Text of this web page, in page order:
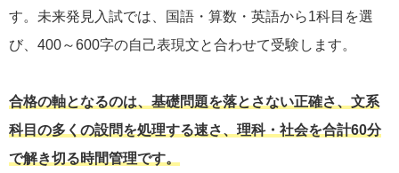
す。未来発見入試では、国語・算数・英語から1科目を選
び、400～600字の自己表現文と合わせて受験します。
合格の軸となるのは、基礎問題を落とさない正確さ、文系
科目の多くの設問を処理する速さ、理科・社会を合計60分
で解き切る時間管理です。